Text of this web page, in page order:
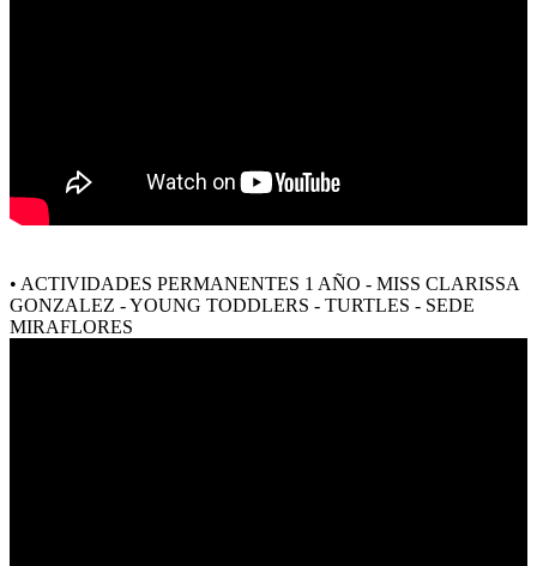
• ACTIVIDADES PERMANENTES 1 AÑO - MISS CLARISSA
GONZALEZ - YOUNG TODDLERS - TURTLES - SEDE
MIRAFLORES